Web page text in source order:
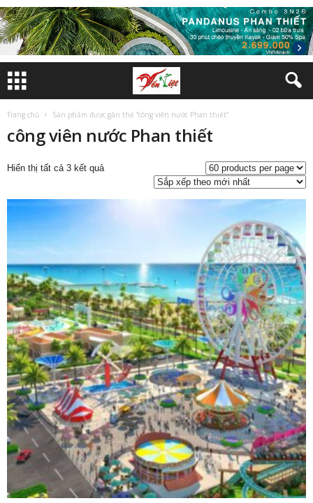
Trang chủ Sản phẩm được gắn thẻ “công viên nước Phan thiết”
công viên nước Phan thiết
Hiển thị tất cả 3 kết quảĐã
xếp